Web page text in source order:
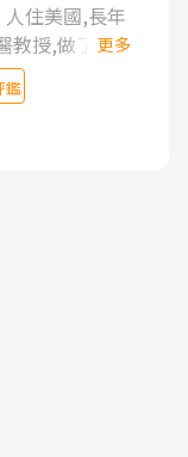
住美國,長年
教授,做了各種
理徒手治療都
有限,只是壓
響生活品質.
頭症候群專
更多
鑑